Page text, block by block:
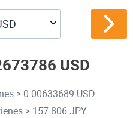
USD
> 0.00633689 USD
> 157.806 JPY